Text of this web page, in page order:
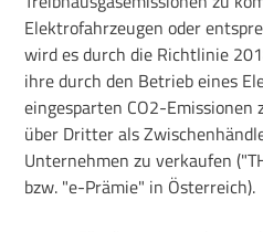
Elektrofahrzeugen oder
wird es durch die Richtlinie
ihre durch den Betrieb eines
eingesparten CO2-Emissionen
über Dritter als
Unternehmen zu verkaufen
bzw. "e-Prämie" in Österreich).